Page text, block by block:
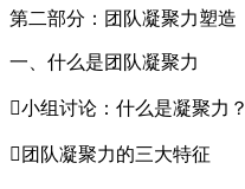
第二部分：团队凝聚力塑造
一、什么是团队凝聚力
小组讨论：什么是凝聚力？
团队凝聚力的三大特征